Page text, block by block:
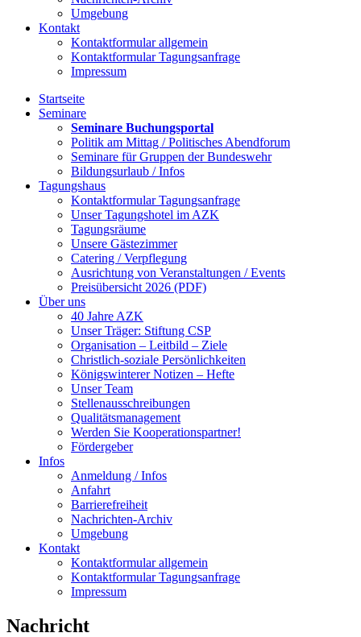
Umgebung
Kontakt
Kontaktformular allgemein
Kontaktformular Tagungsanfrage
Impressum
Startseite
Seminare
Seminare Buchungsportal
Politik am Mittag / Politisches Abendforum
Seminare für Gruppen der Bundeswehr
Bildungsurlaub / Infos
Tagungshaus
Kontaktformular Tagungsanfrage
Unser Tagungshotel im AZK
Tagungsräume
Unsere Gästezimmer
Catering / Verpflegung
Ausrichtung von Veranstaltungen / Events
Preisübersicht 2026 (PDF)
Über uns
40 Jahre AZK
Unser Träger: Stiftung CSP
Organisation – Leitbild – Ziele
Christlich-soziale Persönlichkeiten
Königswinterer Notizen – Hefte
Unser Team
Stellenausschreibungen
Qualitätsmanagement
Werden Sie Kooperationspartner!
Fördergeber
Infos
Anmeldung / Infos
Anfahrt
Barrierefreiheit
Nachrichten-Archiv
Umgebung
Kontakt
Kontaktformular allgemein
Kontaktformular Tagungsanfrage
Impressum
Nachricht